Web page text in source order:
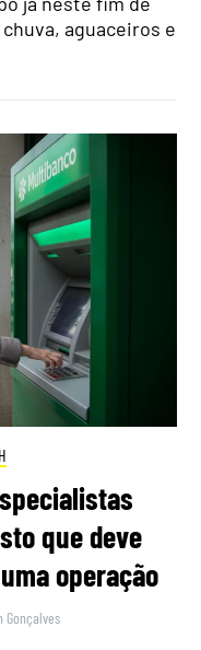
aguaceiros e
que deve
operação
Gonçalves